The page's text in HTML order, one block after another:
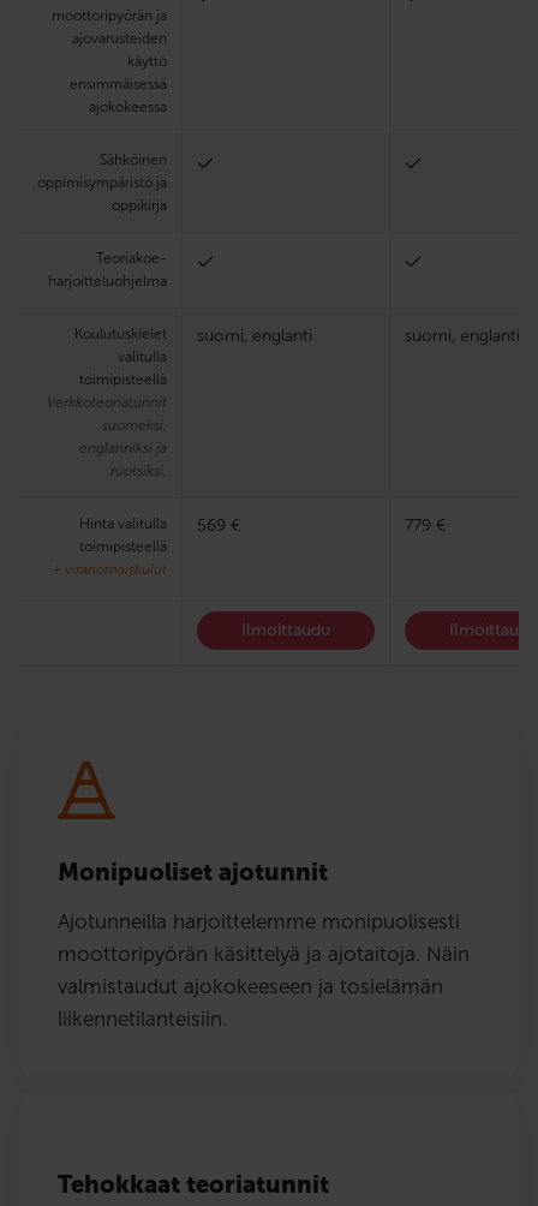
moottoripyörän ja
ajovarusteiden
käyttö
ensimmäisessä
ajokokeessa
Sähköinen
oppimisympäristö ja
oppikirja
Teoria­koe­
harjoittelu­ohjelma
Koulutuskielet
valitulla
toimipisteellä
Verkkoteoriatunnit
suomeksi,
englanniksi ja
ruotsiksi.
suomi, englanti suomi, englanti
Hinta valitulla
toimipisteellä
+ viranomaiskulut
569 € 779 €
Ilmoittaudu Ilmoittaudu
Monipuoliset ajotunnit
Ajotunneilla harjoittelemme monipuolisesti
moottoripyörän käsittelyä ja ajotaitoja. Näin
valmistaudut ajokokeeseen ja tosielämän
liikennetilanteisiin.
Tehokkaat teoriatunnit